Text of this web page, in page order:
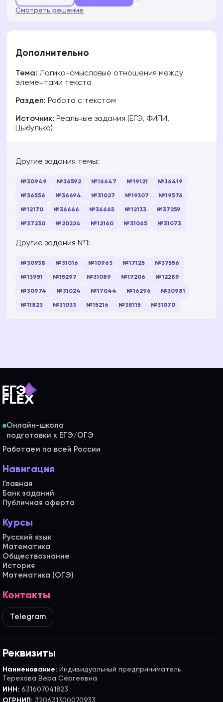
Смотреть решение
Дополнительно
Тема: Логико-смысловые отношения между
элементами текста
Раздел: Работа с текстом
Источник: Реальные задания (ЕГЭ, ФИПИ,
Цыбулько)
Другие задания темы:
№30949 №36592 №16647 №19121 №36419
№36556 №36694 №31027 №19307 №19576
№12170 №36666 №36665 №12133 №37259
№37230 №20224 №12160 №31065 №31073
Другие задания №1:
№30938 №31016 №10963 №17125 №37556
№13951 №15297 №31089 №17206 №12289
№30974 №31024 №17044 №16296 №30981
№11823 №31033 №15216 №38115 №31070
Онлайн-школа
Работаем по всей России
Навигация
Главная
Банк заданий
Публичная оферта
Курсы
Русский язык
Математика
Обществознание
История
Математика (ОГЭ)
Контакты
Telegram
Реквизиты
Наименование: Индивидуальный предприниматель
Терехова Вера Сергеевна
ИНН: 631607041823
ОГРНИП: 320631300070933